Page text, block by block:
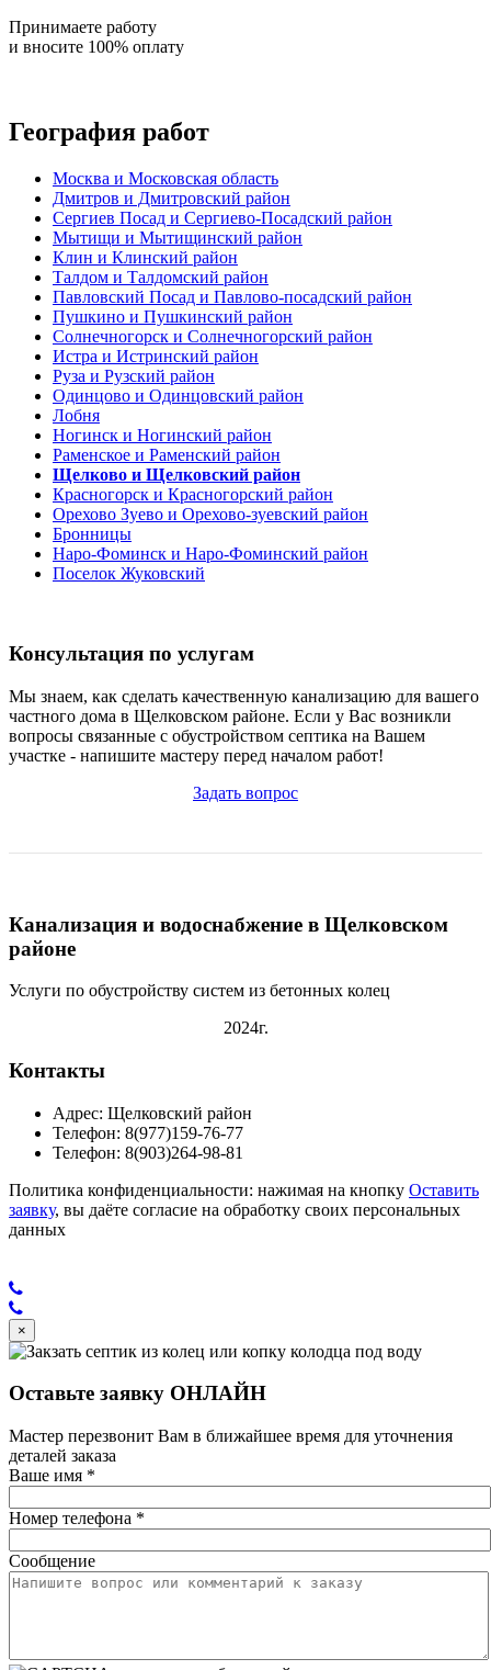
Принимаете работу
и вносите 100% оплату
География работ
Москва и Московская область
Дмитров и Дмитровский район
Сергиев Посад и Сергиево-Посадский район
Мытищи и Мытищинский район
Клин и Клинский район
Талдом и Талдомский район
Павловский Посад и Павлово-посадский район
Пушкино и Пушкинский район
Солнечногорск и Солнечногорский район
Истра и Истринский район
Руза и Рузский район
Одинцово и Одинцовский район
Лобня
Ногинск и Ногинский район
Раменское и Раменский район
Щелково и Щелковский район
Красногорск и Красногорский район
Орехово Зуево и Орехово-зуевский район
Бронницы
Наро-Фоминск и Наро-Фоминский район
Поселок Жуковский
Консультация по услугам
Мы знаем, как сделать качественную канализацию для вашего
частного дома в Щелковском районе. Если у Вас возникли
вопросы связанные с обустройством септика на Вашем
участке - напишите мастеру перед началом работ!
Задать вопрос
Канализация и водоснабжение в Щелковском
районе
Услуги по обустройству систем из бетонных колец
2024г.
Контакты
Адрес: Щелковский район
Телефон: 8(977)159-76-77
Телефон: 8(903)264-98-81
Политика конфиденциальности: нажимая на кнопку Оставить
заявку, вы даёте согласие на обработку своих персональных
данных
×
Оставьте заявку ОНЛАЙН
Мастер перезвонит Вам в ближайшее время для уточнения
деталей заказа
Ваше имя *
Номер телефона *
Сообщение